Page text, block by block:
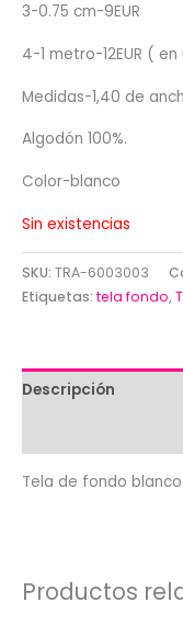
3-0.75 cm-9EUR
4-1 metro-12EUR (
Medidas-1,40 de
Algodón 100%.
Color-blanco
Sin existencias
SKU: TRA-6003003
Etiquetas: tela fondo,
Descripción
Tela de fondo
Productos